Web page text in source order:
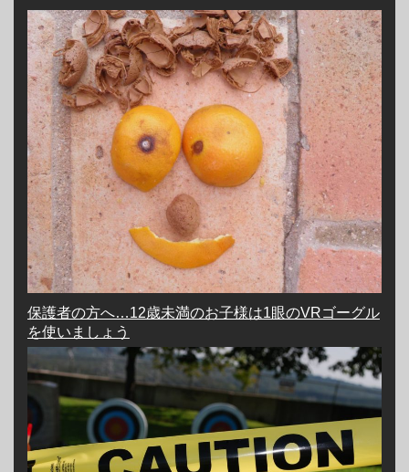
保護者の方へ…12歳未満のお子様は1眼のVRゴーグル
を使いましょう